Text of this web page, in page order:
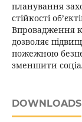
планування
стійкості
Впровадження
дозволяє
пожежною
зменшити
DOWNLOADS